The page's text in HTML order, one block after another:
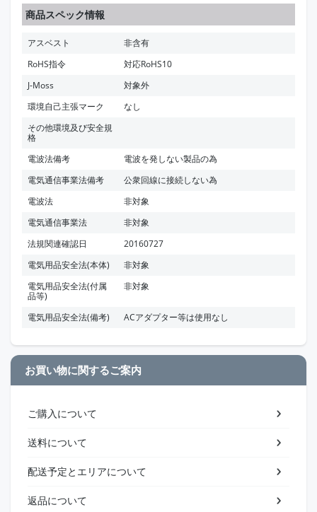
商品スペック情報
アスベスト
非含有
RoHS指令
対応RoHS10
J-Moss
対象外
環境自己主張マーク
なし
その他環境及び安全規
格
電波法備考
電波を発しない製品の為
電気通信事業法備考
公衆回線に接続しない為
電波法
非対象
電気通信事業法
非対象
法規関連確認日
20160727
電気用品安全法(本体)
非対象
電気用品安全法(付属
品等)
非対象
電気用品安全法(備考) ACアダプター等は使用なし
お買い物に関するご案内
ご購入について
送料について
配送予定とエリアについて
返品について